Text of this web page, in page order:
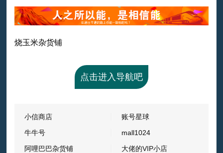
烧玉米杂货铺
点击进入导航吧
小信商店
账号星球
牛牛号
mall1024
阿哩巴巴杂货铺
大佬的VIP小店